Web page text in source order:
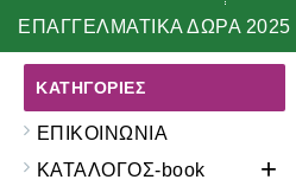
ΕΠΑΓΓΕΛΜΑΤΙΚΑ ΔΩΡΑ 2025
Αρχική ΓΟΥΡΙΑ - ΔΩΡΑ 2025
ΚΑΤΗΓΟΡΊΕΣ
ΕΠΙΚΟΙΝΩΝΙΑ
ΚΑΤΑΛΟΓΟΣ-book
+